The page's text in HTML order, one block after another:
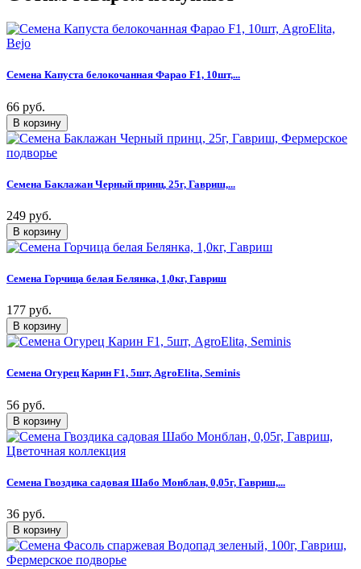
Семена Капуста белокочанная Фарао F1, 10шт,...
66 руб.
Семена Баклажан Черный принц, 25г, Гавриш,...
249 руб.
Семена Горчица белая Белянка, 1,0кг, Гавриш
177 руб.
Семена Огурец Карин F1, 5шт, AgroElita, Seminis
56 руб.
Семена Гвоздика садовая Шабо Монблан, 0,05г, Гавриш,...
36 руб.